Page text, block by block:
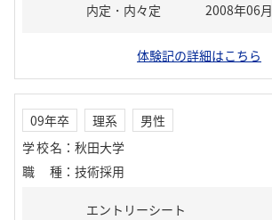
内定・内々定
2008年06月
体験記の詳細はこちら
09年卒 理系
男性
学校名 ： 秋田大学
職種 ： 技術採用
エントリーシート